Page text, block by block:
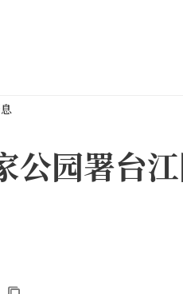
公园署台